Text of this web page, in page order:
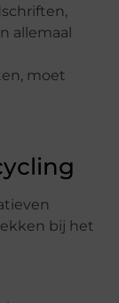
allemaal
moet
bij het